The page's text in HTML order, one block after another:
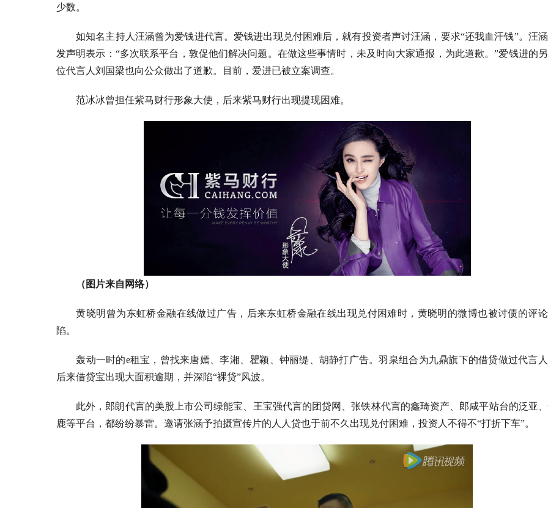
少数。
如知名主持人汪涵曾为爱钱进代言。爱钱进出现兑付困难后，就有投资者声讨汪涵，要求“还我血汗钱”。汪
发声明表示：“多次联系平台，敦促他们解决问题。在做这些事情时，未及时向大家通报，为此道歉。”爱钱进的
位代言人刘国梁也向公众做出了道歉。目前，爱进已被立案调查。
范冰冰曾担任紫马财行形象大使，后来紫马财行出现提现困难。
（图片来自网络）
黄晓明曾为东虹桥金融在线做过广告，后来东虹桥金融在线出现兑付困难时，黄晓明的微博也被讨债的评
陷。
轰动一时的e租宝，曾找来唐嫣、李湘、瞿颖、钟丽缇、胡静打广告。羽泉组合为九鼎旗下的借贷做过代言
后来借贷宝出现大面积逾期，并深陷“裸贷”风波。
此外，郎朗代言的美股上市公司绿能宝、王宝强代言的团贷网、张铁林代言的鑫琦资产、郎咸平站台的泛亚
鹿等平台，都纷纷暴雷。邀请张涵予拍摄宣传片的人人贷也于前不久出现兑付困难，投资人不得不“打折下车”。